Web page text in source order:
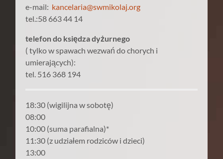
e-mail: kancelaria@swmikolaj.org
tel.:58 663 44 14
telefon do księdza dyżurnego
( tylko w spawach wezwań do chorych i
umierających):
tel. 516 368 194
18:30 (wigilijna w sobotę)
08:00
10:00 (suma parafialna)*
11:30 (z udziałem rodziców i dzieci)
13:00